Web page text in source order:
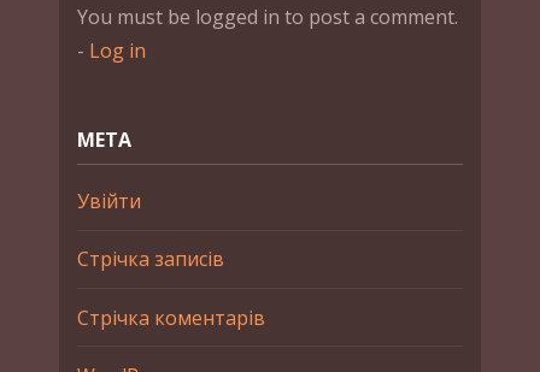
You must be logged in to post a comment.
- Log in
МЕТА
Увійти
Стрічка записів
Стрічка коментарів